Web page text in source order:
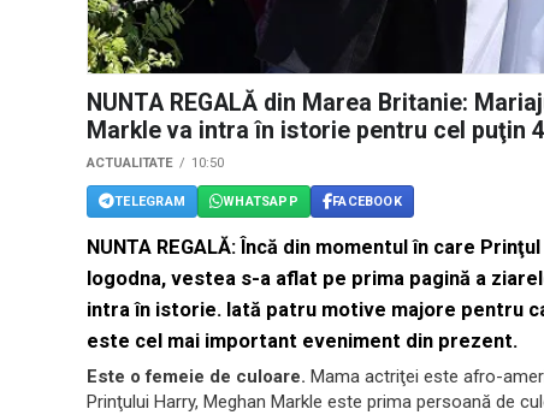
NUNTA REGALĂ din Marea Britanie:
Markle va intra în istorie pentru cel puţin
ACTUALITATE 10:50
TELEGRAM WHATSAPP FACEBOOK
NUNTA REGALĂ: Încă din momentul în care
logodna, vestea s-a aflat pe prima pagină a
intra în istorie. Iată patru motive majore pentru
este cel mai important eveniment din prezent.
Este o femeie de culoare. Mama actriţei este afro-
Prinţului Harry, Meghan Markle este prima persoană de